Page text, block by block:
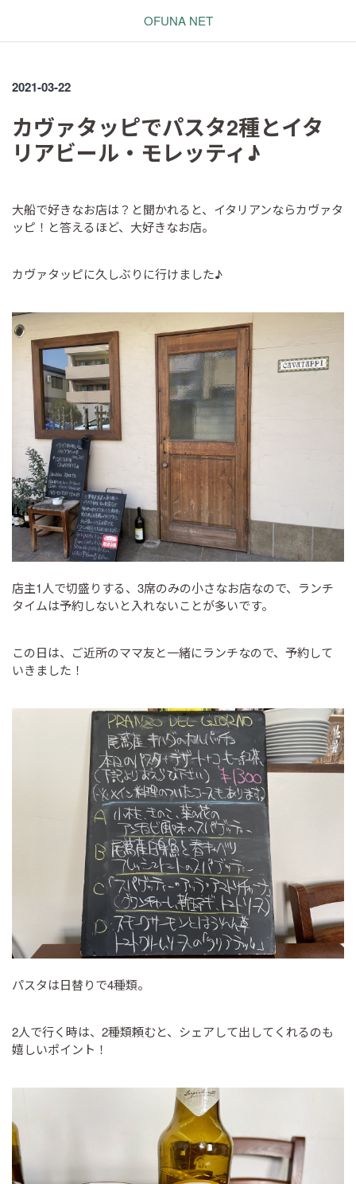
OFUNA NET
2021-03-22
カヴァタッピでパスタ2種とイタ
リアビール・モレッティ♪
大船で好きなお店は？と聞かれると、イタリアンならカヴァタ
ッピ！と答えるほど、大好きなお店。
カヴァタッピに久しぶりに行けました♪
店主1人で切盛りする、3席のみの小さなお店なので、ランチ
タイムは予約しないと入れないことが多いです。
この日は、ご近所のママ友と一緒にランチなので、予約して
いきました！
パスタは日替りで4種類。
2人で行く時は、2種類頼むと、シェアして出してくれるのも
嬉しいポイント！